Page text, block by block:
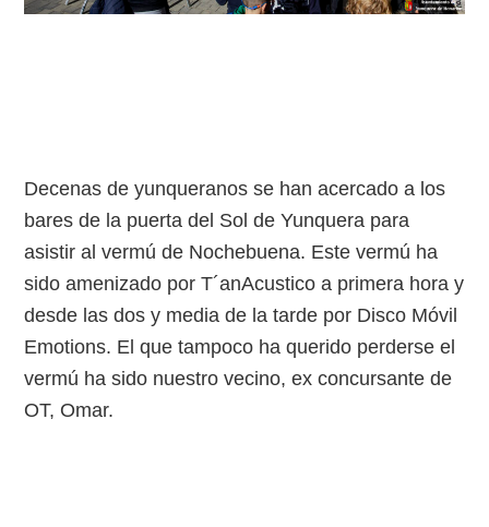
Decenas de yunqueranos se han acercado a los
bares de la puerta del Sol de Yunquera para
asistir al vermú de Nochebuena. Este vermú ha
sido amenizado por T´anAcustico a primera hora y
desde las dos y media de la tarde por Disco Móvil
Emotions. El que tampoco ha querido perderse el
vermú ha sido nuestro vecino, ex concursante de
OT, Omar.